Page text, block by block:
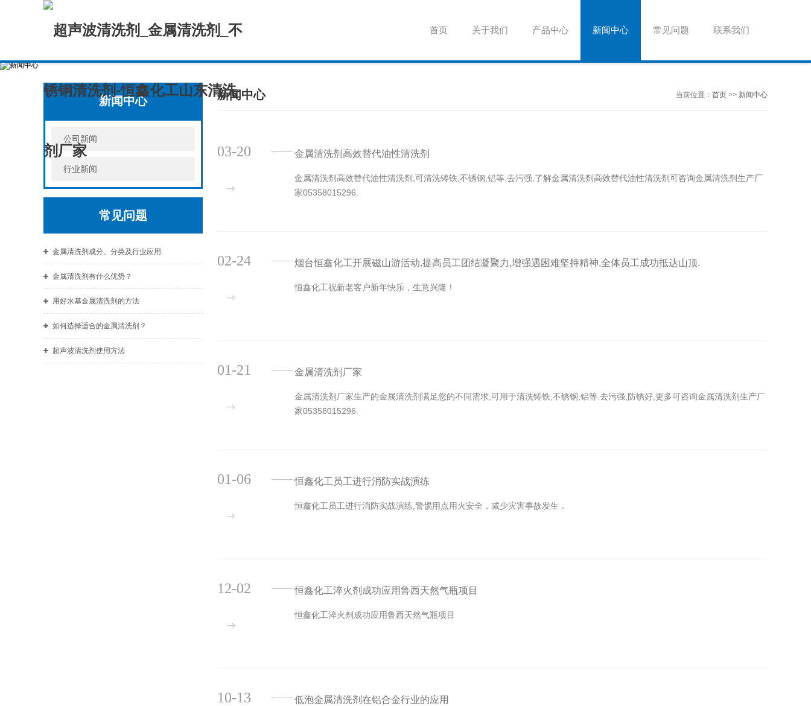
首页 关于我们 产品中心 新闻中心 常见问题 联系我们
新闻中心
公司新闻
行业新闻
常见问题
金属清洗剂成分、分类及行业应用
金属清洗剂有什么优势？
用好水基金属清洗剂的方法
如何选择适合的金属清洗剂？
超声波清洗剂使用方法
新闻中心 当前位置： 首页 >> 新闻中心
金属清洗剂高效替代油性清洗剂
金属清洗剂高效替代油性清洗剂,可清洗铸铁,不锈钢,铝等.去污强,了解金属清洗剂高效替代油性清洗剂可咨询金属清洗剂生产厂
家05358015296.
03-20
烟台恒鑫化工开展磁山游活动,提高员工团结凝聚力,增强遇困难坚持精神,全体员工成功抵达山顶.
恒鑫化工祝新老客户新年快乐，生意兴隆！
02-24
金属清洗剂厂家
金属清洗剂厂家生产的金属清洗剂满足您的不同需求,可用于清洗铸铁,不锈钢,铝等.去污强,防锈好,更多可咨询金属清洗剂生产厂
家05358015296.
01-21
恒鑫化工员工进行消防实战演练
恒鑫化工员工进行消防实战演练,警惕用点用火安全，减少灾害事故发生．
01-06
恒鑫化工淬火剂成功应用鲁西天然气瓶项目
恒鑫化工淬火剂成功应用鲁西天然气瓶项目
12-02
低泡金属清洗剂在铝合金行业的应用
10-13